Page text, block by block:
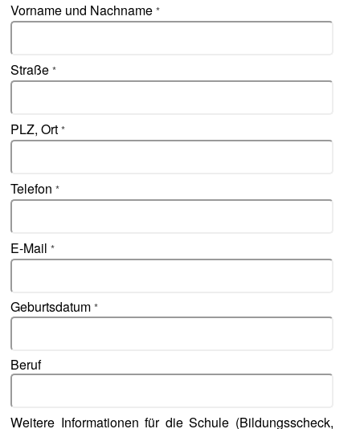
Vorname und Nachname*
Straße*
PLZ, Ort*
Telefon*
E-Mail*
Geburtsdatum*
Beruf
Weitere Informationen für die Schule (Bildungsscheck,